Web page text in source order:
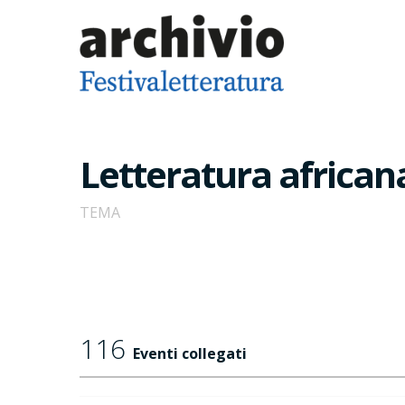
Letteratura
TEMA
116 Eventi collegati